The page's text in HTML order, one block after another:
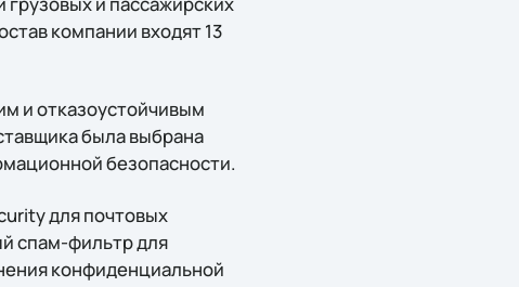
компании входят 13
и отказоустойчивым
была выбрана
безопасности.
для почтовых
спам-фильтр для
конфиденциальной